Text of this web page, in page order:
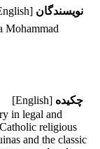
نویسندگان [English]
چکیده [English]
in legal and
religious
and the classic